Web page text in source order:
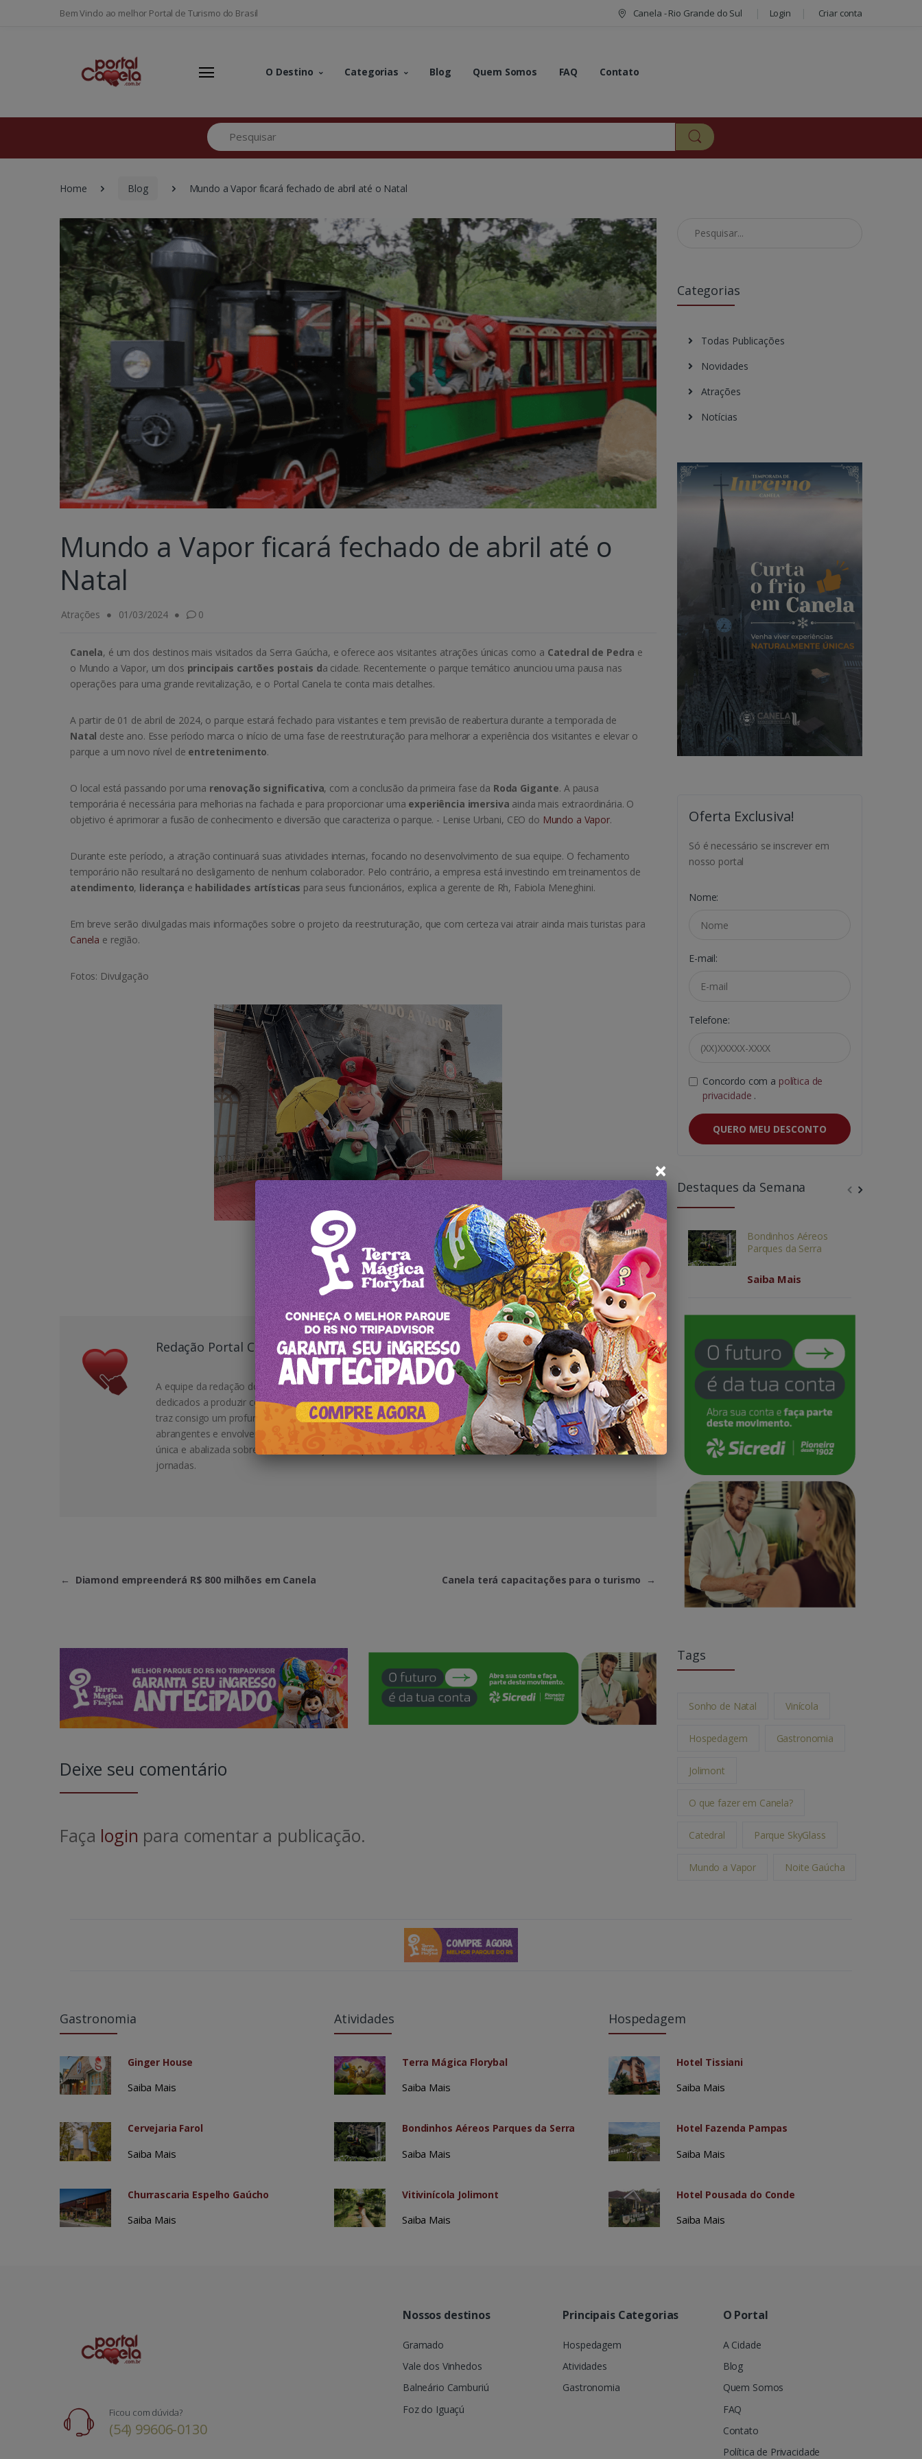
Bem Vindo ao melhor Portal de Turismo do Brasil Canela - Rio Grande do Sul Login Criar conta
O Destino Categorias Blog Quem Somos FAQ Contato
Pesquisar
Home Blog Mundo a Vapor ficará fechado de abril até o Natal
Mundo a Vapor ficará fechado de abril até o
Natal
Atrações 01/03/2024 0
Canela, é um dos destinos mais visitados da Serra Gaúcha, e oferece aos visitantes atrações únicas como a Catedral de Pedra e
o Mundo a Vapor, um dos principais cartões postais da cidade. Recentemente o parque temático anunciou uma pausa nas
operações para uma grande revitalização, e o Portal Canela te conta mais detalhes.
A partir de 01 de abril de 2024, o parque estará fechado para visitantes e tem previsão de reabertura durante a temporada de
Natal deste ano. Esse período marca o início de uma fase de reestruturação para melhorar a experiência dos visitantes e elevar o
parque a um novo nível de entretenimento.
O local está passando por uma renovação significativa, com a conclusão da primeira fase da Roda Gigante. A pausa
temporária é necessária para melhorias na fachada e para proporcionar uma experiência imersiva ainda mais extraordinária. O
objetivo é aprimorar a fusão de conhecimento e diversão que caracteriza o parque. - Lenise Urbani, CEO do Mundo a Vapor.
Durante este período, a atração continuará suas atividades internas, focando no desenvolvimento de sua equipe. O fechamento
temporário não resultará no desligamento de nenhum colaborador. Pelo contrário, a empresa está investindo em treinamentos de
atendimento, liderança e habilidades artísticas para seus funcionários, explica a gerente de Rh, Fabiola Meneghini.
Em breve serão divulgadas mais informações sobre o projeto da reestruturação, que com certeza vai atrair ainda mais turistas para
Canela e região.
Fotos: Divulgação
Redação Portal Canela
A equipe da redação do Portal Canela é composta por jornalistas e editores altamente especializados,
dedicados a produzir conteúdo de excelência focado no turismo em âmbito regional e nacional. Nossa equipe
traz consigo um profundo conhecimento e paixão pelo setor, permitindo-nos oferecer informações
abrangentes e envolventes para os nossos leitores. Estamos comprometidos em proporcionar uma perspectiva
única e abalizada sobre destinos, atrações e experiências, com o objetivo de inspirar e guiar viajantes em suas
jornadas.
← Diamond empreenderá R$ 800 milhões em Canela Canela terá capacitações para o turismo →
Deixe seu comentário
Faça login para comentar a publicação.
Pesquisar no Blog
Categorias
Todas Publicações
Novidades
Atrações
Notícias
Oferta Exclusiva!
Só é necessário se inscrever em
nosso portal
Nome:
E-mail:
Telefone:
Concordo com a política de
privacidade .
QUERO MEU DESCONTO
Destaques da Semana
Bondinhos Aéreos
Parques da Serra
Saiba Mais
Tags
Sonho de Natal Vinícola
Hospedagem Gastronomia
Jolimont
O que fazer em Canela?
Catedral Parque SkyGlass
Mundo a Vapor Noite Gaúcha
Gastronomia
Ginger House
Saiba Mais
Cervejaria Farol
Saiba Mais
Churrascaria Espelho Gaúcho
Saiba Mais
Atividades
Terra Mágica Florybal
Saiba Mais
Bondinhos Aéreos Parques da Serra
Saiba Mais
Vitivinícola Jolimont
Saiba Mais
Hospedagem
Hotel Tissiani
Saiba Mais
Hotel Fazenda Pampas
Saiba Mais
Hotel Pousada do Conde
Saiba Mais
Ficou com dúvida?
(54) 99606-0130
Nossos destinos
Gramado
Vale dos Vinhedos
Balneário Camburiú
Foz do Iguaçú
Principais Categorias
Hospedagem
Atividades
Gastronomia
O Portal
A Cidade
Blog
Quem Somos
FAQ
Contato
Política de Privacidade
×